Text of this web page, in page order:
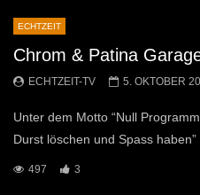
ECHTZEIT
Chrom & Patina
ECHTZEIT-TV 5. OKTOBER
Unter dem Motto “Null
Durst löschen und Spass
497 3